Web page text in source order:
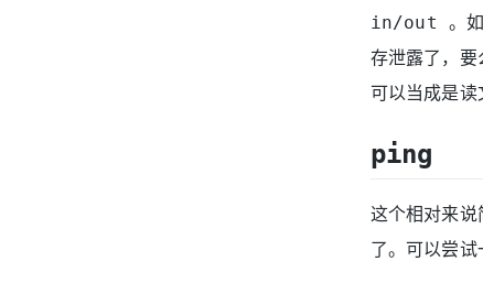
in/out 。如
存泄露了，
可以当成是
ping
这个相对来说
了。可以尝